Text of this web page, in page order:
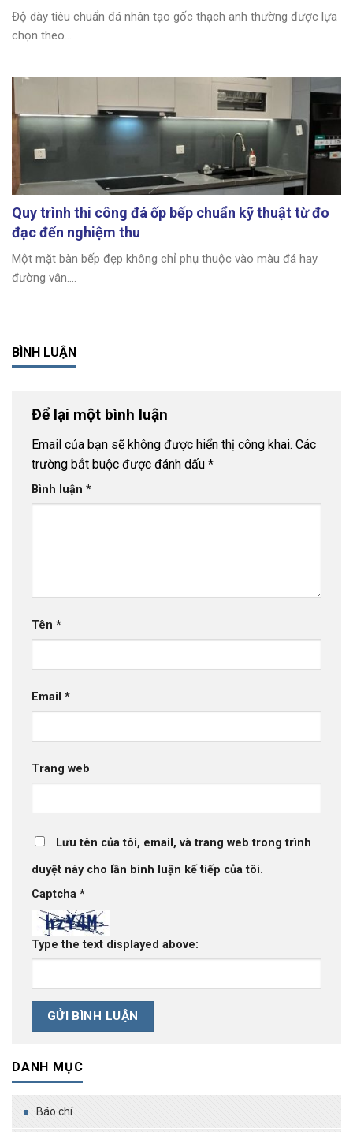
Độ dày tiêu chuẩn đá nhân tạo gốc thạch anh thường được lựa
chọn theo...
Quy trình thi công đá ốp bếp chuẩn kỹ thuật từ đo
đạc đến nghiệm thu
Một mặt bàn bếp đẹp không chỉ phụ thuộc vào màu đá hay
đường vân....
BÌNH LUẬN
Để lại một bình luận
Email của bạn sẽ không được hiển thị công khai. Các
trường bắt buộc được đánh dấu *
Bình luận *
Tên *
Email *
Trang web
Lưu tên của tôi, email, và trang web trong trình
duyệt này cho lần bình luận kế tiếp của tôi.
Captcha *
Type the text displayed above:
DANH MỤC
Báo chí